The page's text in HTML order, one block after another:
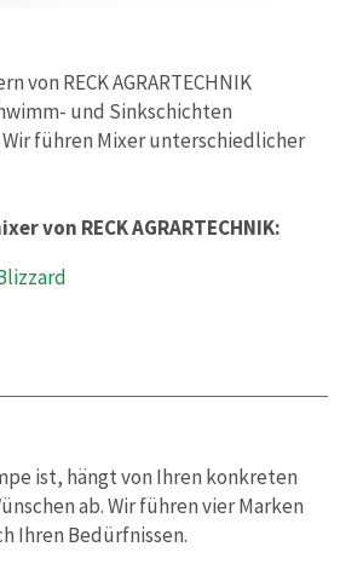
von RECK AGRARTECHNIK
und Sinkschichten
führen Mixer unterschiedlicher
von RECK AGRARTECHNIK:
ist, hängt von Ihren konkreten
ab. Wir führen vier Marken
Ihren Bedürfnissen.